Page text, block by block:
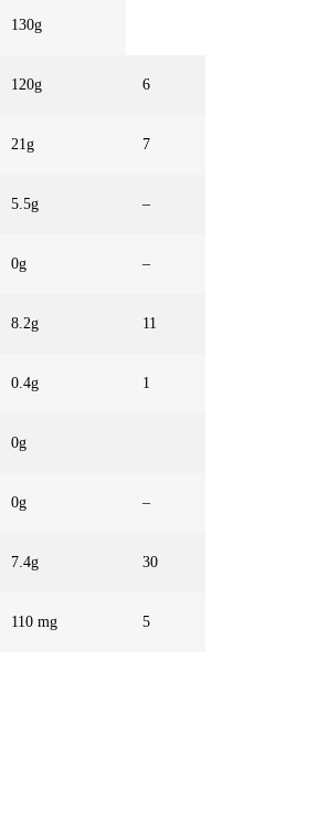
130g
120g 6
21g 7
5.5g –
0g –
8.2g 11
0.4g 1
0g
0g –
7.4g 30
110 mg 5